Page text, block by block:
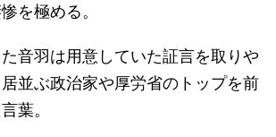
を極める。
音羽は用意していた証言を取りや
並ぶ政治家や厚労省のトップを前
葉。